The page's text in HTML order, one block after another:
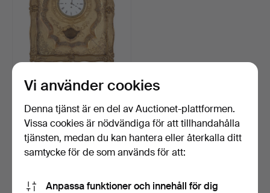
Biedermeier väggklocka av
förgyllt trä och…
Klubbades 20 mar 2026
6 bud
78 USD
Vi använder cookies
Denna tjänst är en del av Auctionet-plattformen.
Vissa cookies är nödvändiga för att tillhandahålla
tjänsten, medan du kan hantera eller återkalla ditt
samtycke för de som används för att:
Anpassa funktioner och innehåll för dig